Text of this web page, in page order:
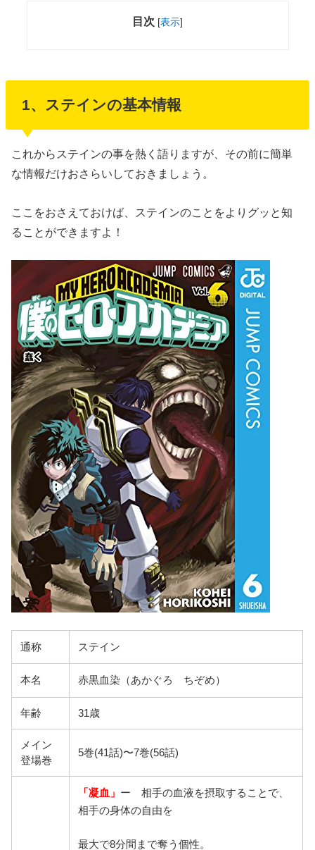
目次 [表示]
1、ステインの基本情報
これからステインの事を熱く語りますが、その前に簡単
な情報だけおさらいしておきましょう。
ここをおさえておけば、ステインのことをよりグッと知
ることができますよ！
通称 ステイン
本名 赤黒血染（あかぐろ ちぞめ）
年齢 31歳
メイン
登場巻
5巻(41話)〜7巻(56話)
「凝血」 ー 相手の血液を摂取することで、
相手の身体の自由を
最大で8分間まで奪う個性。